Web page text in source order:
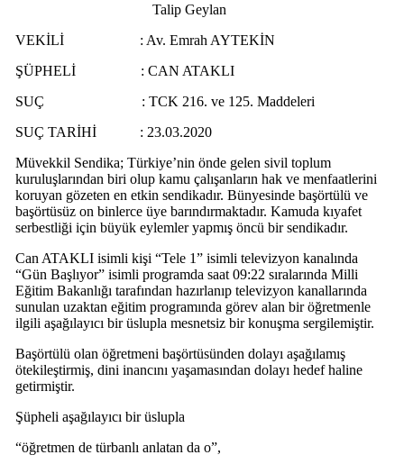
Talip Geylan
VEKİLİ : Av. Emrah AYTEKİN
ŞÜPHELİ : CAN ATAKLI
SUÇ : TCK 216. ve 125. Maddeleri
SUÇ TARİHİ : 23.03.2020
Müvekkil Sendika; Türkiye’nin önde gelen sivil toplum
kuruluşlarından biri olup kamu çalışanların hak ve menfaatlerini
koruyan gözeten en etkin sendikadır. Bünyesinde başörtülü ve
başörtüsüz on binlerce üye barındırmaktadır. Kamuda kıyafet
serbestliği için büyük eylemler yapmış öncü bir sendikadır.
Can ATAKLI isimli kişi “Tele 1” isimli televizyon kanalında
“Gün Başlıyor” isimli programda saat 09:22 sıralarında Milli
Eğitim Bakanlığı tarafından hazırlanıp televizyon kanallarında
sunulan uzaktan eğitim programında görev alan bir öğretmenle
ilgili aşağılayıcı bir üslupla mesnetsiz bir konuşma sergilemiştir.
Başörtülü olan öğretmeni başörtüsünden dolayı aşağılamış
ötekileştirmiş, dini inancını yaşamasından dolayı hedef haline
getirmiştir.
Şüpheli aşağılayıcı bir üslupla
“öğretmen de türbanlı anlatan da o”,